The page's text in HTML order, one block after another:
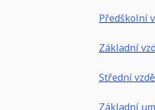
Předškolní
Základní
Střední
Základní